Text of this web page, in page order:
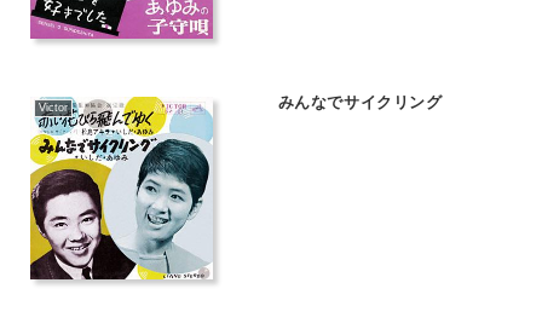
Victor みんなでサイクリング